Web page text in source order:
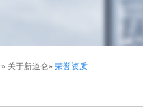
» 关于新道仑» 荣誉资质